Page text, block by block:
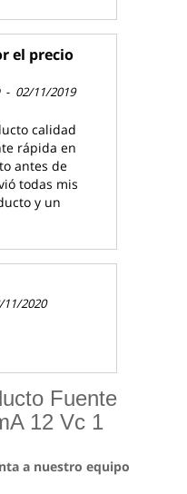
el precio
- 02/11/2019
calidad
rápida en
antes de
todas mis
y un
11/2020
Fuente
12 Vc 1
a nuestro equipo